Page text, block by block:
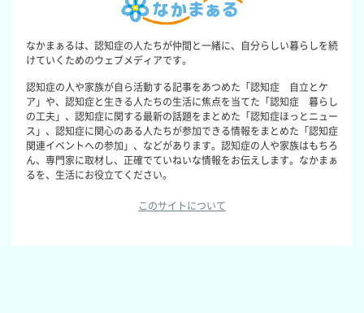
なかまぁるは、認知症の人たちが仲間と一緒に、自分らしい暮らしを続
けていくためのウェブメディアです。
認知症の人や家族が自ら活動する記事をあつめた「認知症 自立とケ
ア」や、認知症と生きる人たちの生活に焦点を当てた「認知症 暮らし
の工夫」、認知症に関する最新の話題をまとめた「認知症ほっとニュー
ス」、認知症に関心のある人たちが参加できる情報をまとめた「認知症
関連イベントへの参加」、などがあります。認知症の人や家族はもちろ
ん、専門家に取材し、正確でていねいな情報をお伝えします。なかまぁ
るを、生活にお役立てください。
このサイトについて